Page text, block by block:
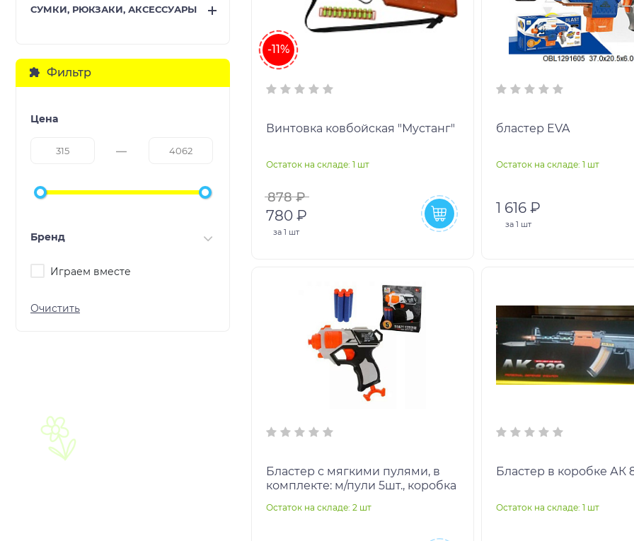
СУМКИ, РЮКЗАКИ, АКСЕССУАРЫ
Фильтр
Цена
Бренд
Играем вместе
-11%
Винтовка ковбойская "Мустанг"
Остаток на складе: 1 шт
878 ₽
780 ₽
за 1 шт
бластер EVA
Остаток на складе: 1 шт
1 616 ₽
за1 шт
Бластер с мягкими пулями, в
комплекте: м/пули 5шт., коробка
Остаток на складе: 2 шт
Бластер в коробке АК
Остаток на складе: 1 шт